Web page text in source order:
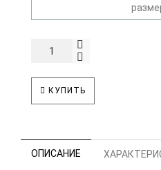
КУПИТЬ
ОПИСАНИЕ